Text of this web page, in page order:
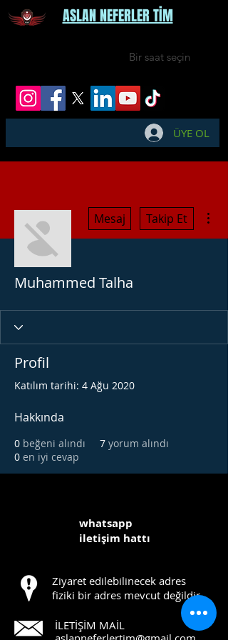
ASLAN NEFERLER TİM
Bir saat seçin
ÜYE OL
Mesaj Takip Et
Muhammed Talha
Profil
Katılım tarihi: 4 Ağu 2020
Hakkında
0 beğeni alındı 7 yorum alındı
0 en iyi cevap
whatsapp
iletişim hattı
Ziyaret edilebilinecek adres
fiziki bir adres mevcut değildir.
İLETİŞİM MAİL